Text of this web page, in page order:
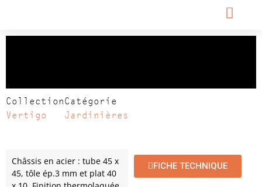
Collection
Vertigo
Catégorie
Jardinières
Châssis en acier : tube 45 x
45, tôle ép.3 mm et plat 40
FICHE TECHNIQUE